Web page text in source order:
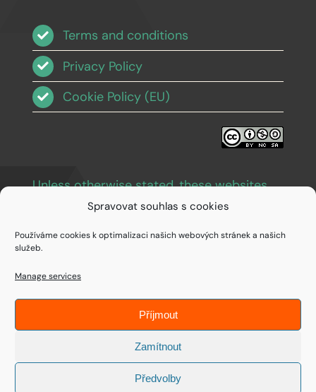
Spravovat souhlas s cookies
Používáme cookies k optimalizaci našich webových stránek a našich
služeb.
Manage services
Příjmout
Zamítnout
Předvolby
Terms and conditions
Privacy Policy
Cookie Policy (EU)
Unless otherwise stated, these websites
and images are licensed under Creative
© Copyright 1994 - 2026 • IDEAIFY s.r.o.